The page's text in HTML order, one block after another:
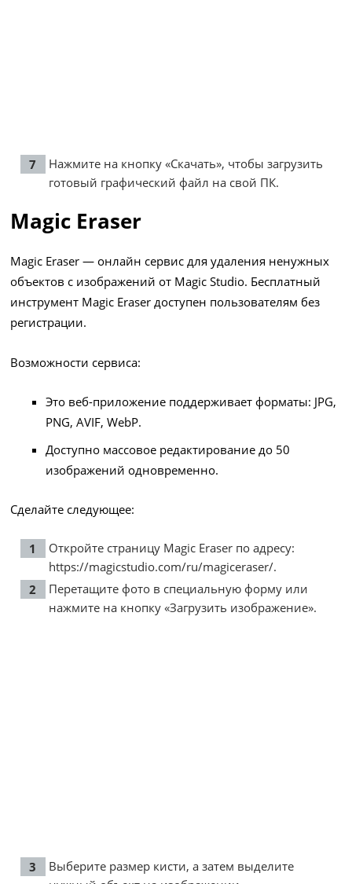
Нажмите на кнопку «Скачать», чтобы загрузить
готовый графический файл на свой ПК.
Magic Eraser
Magic Eraser — онлайн сервис для удаления ненужных
объектов с изображений от Magic Studio. Бесплатный
инструмент Magic Eraser доступен пользователям без
регистрации.
Возможности сервиса:
Это веб-приложение поддерживает форматы: JPG,
PNG, AVIF, WebP.
Доступно массовое редактирование до 50
изображений одновременно.
Сделайте следующее:
Откройте страницу Magic Eraser по адресу:
https://magicstudio.com/ru/magiceraser/.
Перетащите фото в специальную форму или
нажмите на кнопку «Загрузить изображение».
Выберите размер кисти, а затем выделите